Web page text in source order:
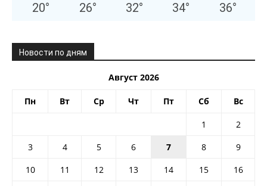
20° 26° 32° 34° 36°
Новости по дням
Август 2026
Пн Вт Ср Чт Пт Сб Вс
1
2
3
4 5 6 7 8
9
10
11 12 13 14 15
16